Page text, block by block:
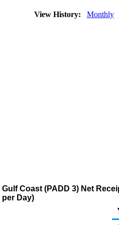
View History: Monthly
Gulf Coast (PADD 3) Net
per Day)